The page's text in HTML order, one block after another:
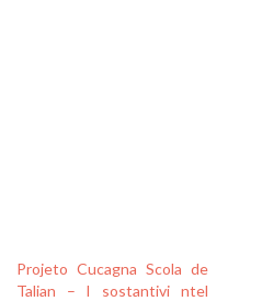
Projeto Cucagna Scola de
Talian – I sostantivi ntel